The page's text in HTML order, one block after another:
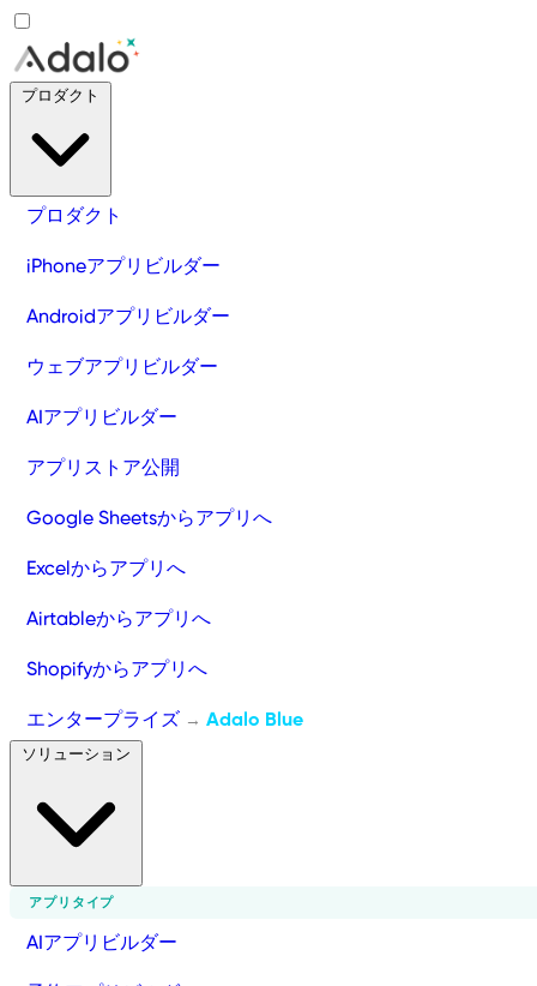
プロダクト
iPhoneアプリビルダー
Androidアプリビルダー
ウェブアプリビルダー
AIアプリビルダー
アプリストア公開
Google Sheetsからアプリへ
Excelからアプリへ
Airtableからアプリへ
Shopifyからアプリへ
エンタープライズ → Adalo Blue
アプリタイプ
AIアプリビルダー